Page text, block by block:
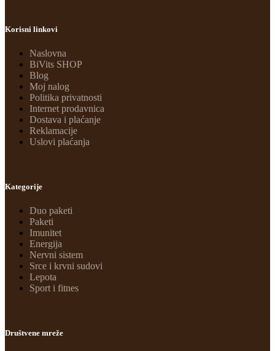
Korisni linkovi
Naslovna
BiVits SHOP
Blog
Moj nalog
Politika privatnosti
Internet prodavnica
Dostava i plaćanje
Reklamacije
Uslovi plaćanja
Kategorije
Duo paketi
Paketi
Imunitet
Energija
Nervni sistem
Srce i krvni sudovi
Lepota
Sport i fitnes
Društvene mreže